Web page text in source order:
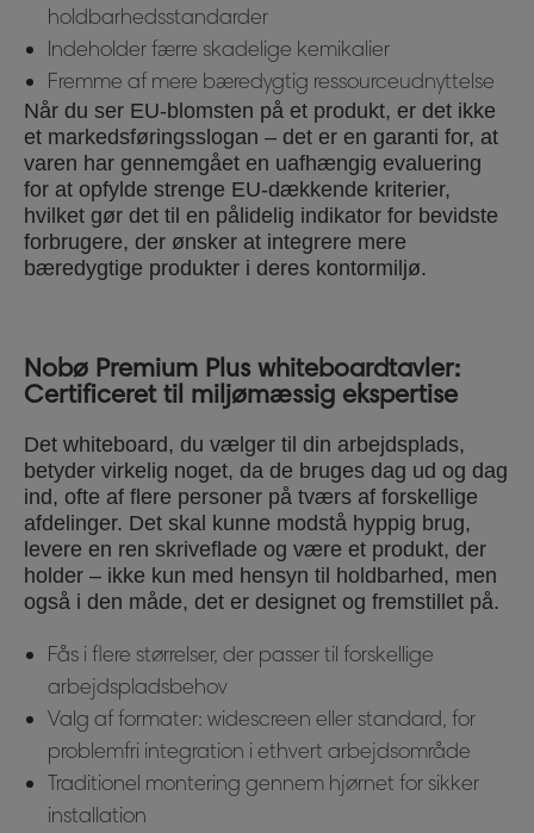
holdbarhedsstandarder
Indeholder færre skadelige kemikalier
Fremme af mere bæredygtig ressourceudnyttelse
Når du ser EU-blomsten på et produkt, er det ikke
et markedsføringsslogan – det er en garanti for, at
varen har gennemgået en uafhængig evaluering
for at opfylde strenge EU-dækkende kriterier,
hvilket gør det til en pålidelig indikator for bevidste
forbrugere, der ønsker at integrere mere
bæredygtige produkter i deres kontormiljø.
Nobø Premium Plus whiteboardtavler:
Certificeret til miljømæssig ekspertise
Det whiteboard, du vælger til din arbejdsplads,
betyder virkelig noget, da de bruges dag ud og dag
ind, ofte af flere personer på tværs af forskellige
afdelinger. Det skal kunne modstå hyppig brug,
levere en ren skriveflade og være et produkt, der
holder – ikke kun med hensyn til holdbarhed, men
også i den måde, det er designet og fremstillet på.
Fås i flere størrelser, der passer til forskellige
arbejdspladsbehov
Valg af formater: widescreen eller standard, for
problemfri integration i ethvert arbejdsområde
Traditionel montering gennem hjørnet for sikker
installation